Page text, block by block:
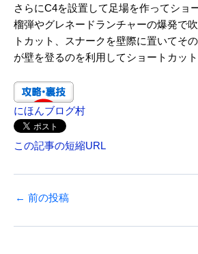
さらにC4を設置して足場を作ってショ
榴弾やグレネードランチャーの爆発で
トカット、スナークを壁際に置いてそ
が壁を登るのを利用してショートカット
にほんブログ村
この記事の短縮URL
← 前の投稿